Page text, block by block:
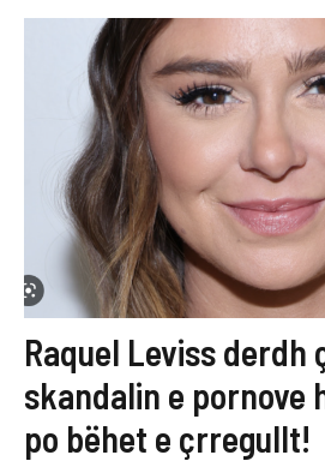
Raquel Leviss derdh
skandalin e pornove
po bëhet e çrregullt!